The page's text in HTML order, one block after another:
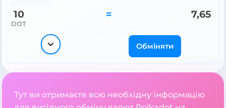
10
DOT
= 7,65
Обміняти
Тут ви отримаєте всю необхідну інформацію